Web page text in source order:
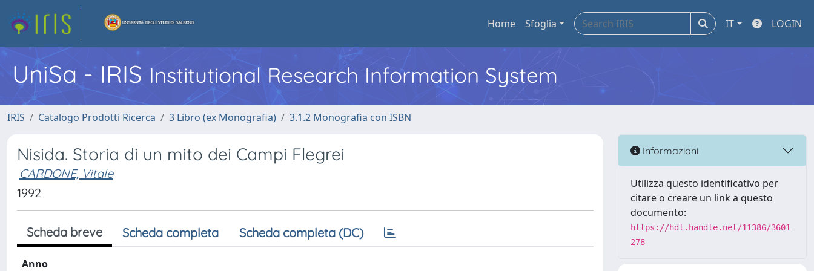
Home Sfoglia IT LOGIN
UniSa - IRIS Institutional Research Information System
IRIS Catalogo Prodotti Ricerca 3 Libro (ex Monografia) 3.1.2 Monografia con ISBN
Nisida. Storia di un mito dei Campi Flegrei
CARDONE, Vitale
1992
Scheda breve Scheda completa Scheda completa (DC)
Anno
Informazioni
Utilizza questo identificativo per
citare o creare un link a questo
documento:
https://hdl.handle.net/11386/3601
278